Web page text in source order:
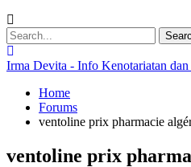
Irma Devita - Info Kenotariatan dan
Home
Forums
ventoline prix pharmacie
ventoline prix